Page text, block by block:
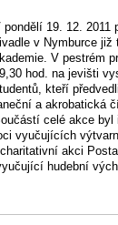
pondělí 19. 12. 2011
v Nymburce
V pestrém
hod. na jevišti
kteří
a akrobatická
celé akce byl
vyučujících
akci
hudební